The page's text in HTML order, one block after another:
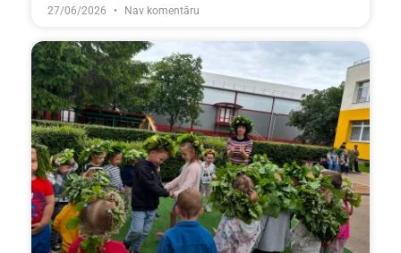
27/06/2026 Nav komentāru